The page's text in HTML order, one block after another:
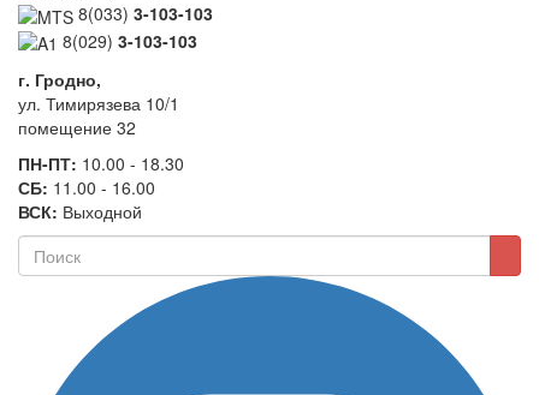
8(033) 3-103-103
8(029) 3-103-103
г. Гродно,
ул. Тимирязева 10/1
помещение 32
ПН-ПТ: 10.00 - 18.30
СБ: 11.00 - 16.00
ВСК: Выходной